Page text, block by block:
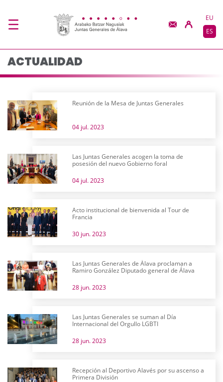
Actualidad - JJGG-
EU
ES
ACTUALIDAD
Reunión de la Mesa de Juntas Generales
04 jul. 2023
Las Juntas Generales acogen la toma de
posesión del nuevo Gobierno foral
04 jul. 2023
Acto institucional de bienvenida al Tour de
Francia
30 jun. 2023
Las Juntas Generales de Álava proclaman a
Ramiro González Diputado general de Álava
28 jun. 2023
Las Juntas Generales se suman al Día
Internacional del Orgullo LGBTI
28 jun. 2023
Recepción al Deportivo Alavés por su ascenso a
Primera División